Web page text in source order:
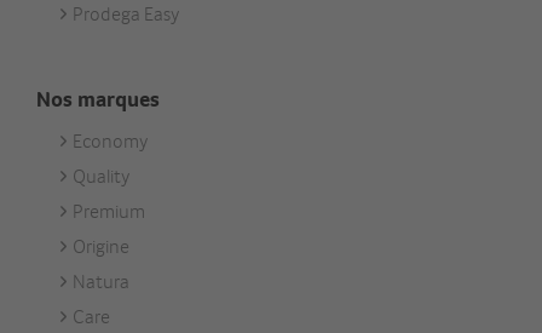
Prodega Easy
Nos marques
Footer
Unsere
Marken
Economy
Quality
Premium
Origine
Natura
Care